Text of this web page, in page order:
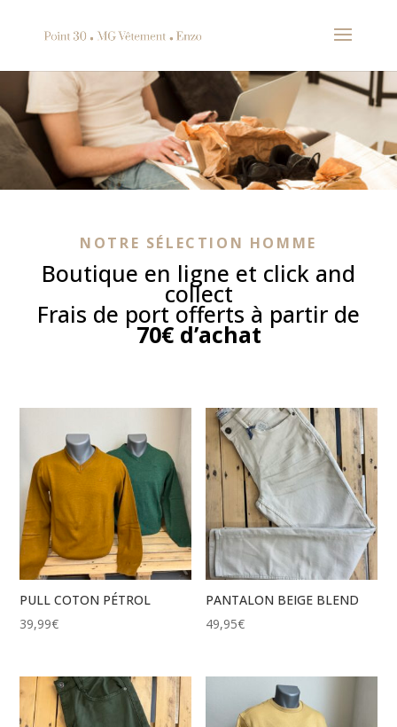
NOTRE SÉLECTION HOMME
Boutique en ligne et click and
collect
Frais de port offerts à partir de
70€ d’achat
PULL COTON PÉTROL
39,99€
PANTALON BEIGE BLEND
49,95€